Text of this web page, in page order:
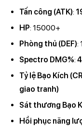
Tấn công (ATK):
HP: 15000+
Phòng thủ (DEF):
Spectro DMG%:
Tỷ lệ Bạo Kích
giao tranh)
Sát thương Bạo
Hồi phục năng